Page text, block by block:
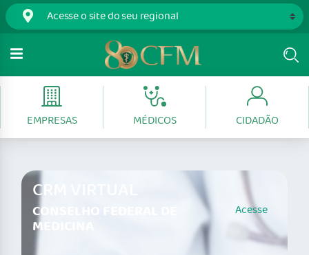
EMPRESAS MÉDICOS CIDADÃO
CRM VIRTUAL
CONSELHO FEDERAL DE
MEDICINA
Acesse